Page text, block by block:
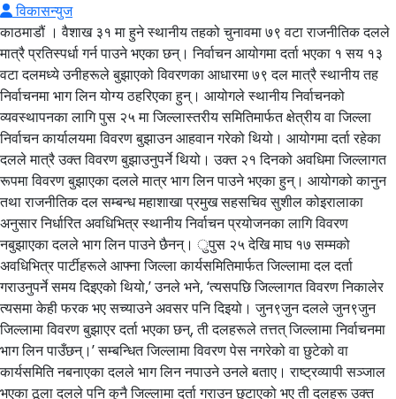
विकासन्युज
काठमाडौं । वैशाख ३१ मा हुने स्थानीय तहको चुनावमा ७९ वटा राजनीतिक दलले
मात्रै प्रतिस्पर्धा गर्न पाउने भएका छन्। निर्वाचन आयोगमा दर्ता भएका १ सय १३
वटा दलमध्ये उनीहरूले बुझाएको विवरणका आधारमा ७९ दल मात्रै स्थानीय तह
निर्वाचनमा भाग लिन योग्य ठहरिएका हुन्। आयोगले स्थानीय निर्वाचनको
व्यवस्थापनका लागि पुस २५ मा जिल्लास्तरीय समितिमार्फत क्षेत्रीय वा जिल्ला
निर्वाचन कार्यालयमा विवरण बुझाउन आहवान गरेको थियो। आयोगमा दर्ता रहेका
दलले मात्रै उक्त विवरण बुझाउनुपर्ने थियो। उक्त २१ दिनको अवधिमा जिल्लागत
रूपमा विवरण बुझाएका दलले मात्र भाग लिन पाउने भएका हुन्। आयोगको कानुन
तथा राजनीतिक दल सम्बन्ध महाशाखा प्रमुख सहसचिव सुशील कोइरालाका
अनुसार निर्धारित अवधिभित्र स्थानीय निर्वाचन प्रयोजनका लागि विवरण
नबुझाएका दलले भाग लिन पाउने छैनन्। ुपुस २५ देखि माघ १७ सम्मको
अवधिभित्र पार्टीहरूले आफ्ना जिल्ला कार्यसमितिमार्फत जिल्लामा दल दर्ता
गराउनुपर्ने समय दिइएको थियो,’ उनले भने, ‘त्यसपछि जिल्लागत विवरण निकालेर
त्यसमा केही फरक भए सच्याउने अवसर पनि दिइयो। जुन९जुन दलले जुन९जुन
जिल्लामा विवरण बुझाएर दर्ता भएका छन्, ती दलहरूले तत्तत् जिल्लामा निर्वाचनमा
भाग लिन पाउँछन्।’ सम्बन्धित जिल्लामा विवरण पेस नगरेको वा छुटेको वा
कार्यसमिति नबनाएका दलले भाग लिन नपाउने उनले बताए। राष्ट्रव्यापी सञ्जाल
भएका ठूला दलले पनि कुनै जिल्लामा दर्ता गराउन छुटाएको भए ती दलहरू उक्त